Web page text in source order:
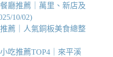
廳推薦｜萬里、新店及
10/02)
薦｜人氣銅板美食總整
吃推薦TOP4｜來平溪